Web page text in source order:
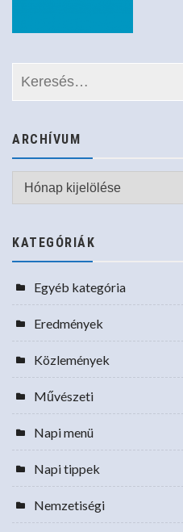
ARCHÍVUM
Archívum
KATEGÓRIÁK
Egyéb kategória
Eredmények
Közlemények
Művészeti
Napi menü
Napi tippek
Nemzetiségi